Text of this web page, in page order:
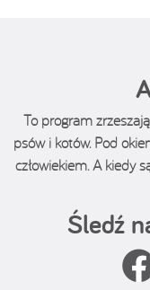
To program
psów i kotów. Pod
człowiekiem. A kiedy
Śledź